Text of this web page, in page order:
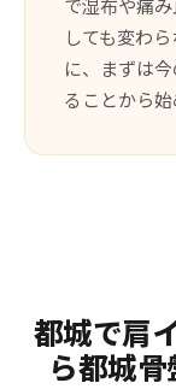
しても変わ
に、まずは
ることから始
都城で肩
ら都城